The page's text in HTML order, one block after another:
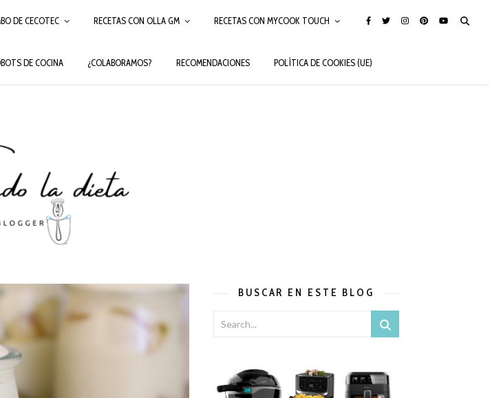
DE CECOTEC RECETAS CON OLLA GM RECETAS CON MYCOOK TOUCH
DE COCINA ¿COLABORAMOS? RECOMENDACIONES POLÍTICA DE COOKIES (UE)
a mano, recetas con Thermomix y Mambo de Cecotec.
BUSCAR EN ESTE BLOG